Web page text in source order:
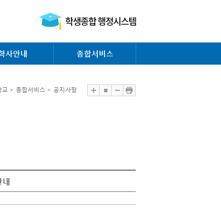
사안내 종합서비스
교 > 종합서비스 > 공지사항